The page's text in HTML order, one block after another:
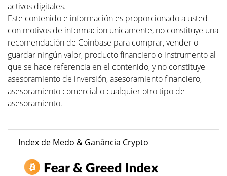
activos digitales.
Este contenido e información es proporcionado a usted
con motivos de informacion unicamente, no constituye una
recomendación de Coinbase para comprar, vender o
guardar ningún valor, producto financiero o instrumento al
que se hace referencia en el contenido, y no constituye
asesoramiento de inversión, asesoramiento financiero,
asesoramiento comercial o cualquier otro tipo de
asesoramiento.
Index de Medo & Ganância Crypto